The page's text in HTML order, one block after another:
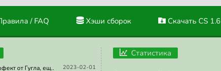
/ FAQ Хэши сборок Скачать CS 1.6
2023-02-01
от Гугла, ещ..
Статистика